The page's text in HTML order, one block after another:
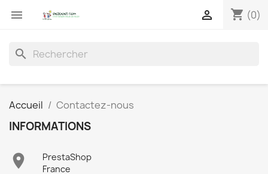
 shopping_cart (0)

search
Accueil Contactez-nous
INFORMATIONS

PrestaShop
France